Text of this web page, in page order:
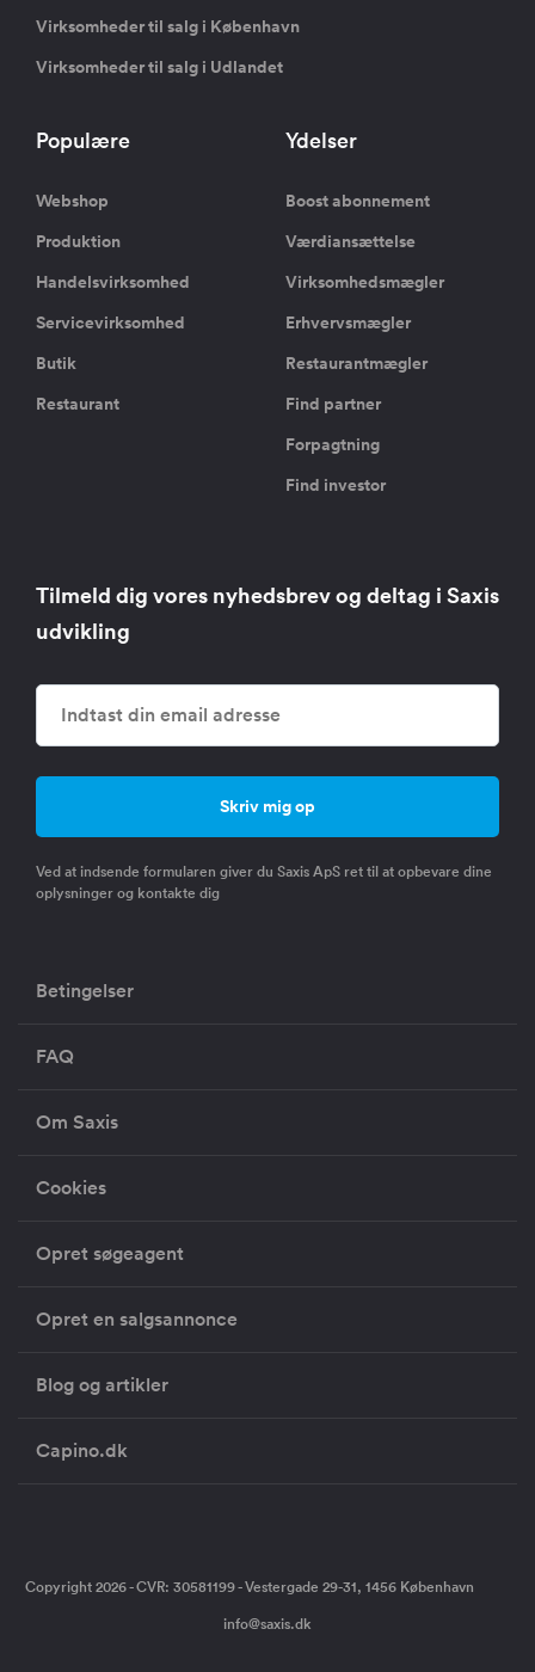
Virksomheder til salg i København
Virksomheder til salg i Udlandet
Populære
Webshop
Produktion
Handelsvirksomhed
Servicevirksomhed
Butik
Restaurant
Ydelser
Boost abonnement
Værdiansættelse
Virksomhedsmægler
Erhvervsmægler
Restaurantmægler
Find partner
Forpagtning
Find investor
Tilmeld dig vores nyhedsbrev og deltag i Saxis
udvikling
Ved at indsende formularen giver du Saxis ApS ret til at opbevare dine
oplysninger og kontakte dig
Betingelser
FAQ
Om Saxis
Cookies
Opret søgeagent
Opret en salgsannonce
Blog og artikler
Capino.dk
Copyright 2026 - CVR: 30581199 - Vestergade 29-31, 1456 København
info@saxis.dk